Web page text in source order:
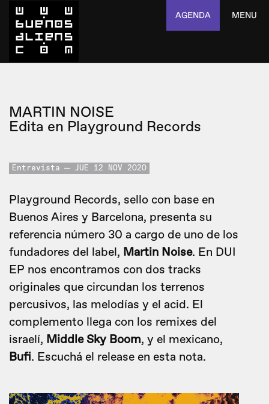
AGENDA MENU
MARTIN NOISE
Edita en Playground Records
Entrevista JUE 12 NOV 2020
Playground Records, sello con base en
Buenos Aires y Barcelona, presenta su
referencia número 30 a cargo de uno de los
fundadores del label, Martin Noise. En DUI
EP nos encontramos con dos tracks
originales que circundan los terrenos
percusivos, las melodías y el acid. El
complemento llega con los remixes del
israelí, Middle Sky Boom, y el mexicano,
Bufi. Escuchá el release en esta nota.